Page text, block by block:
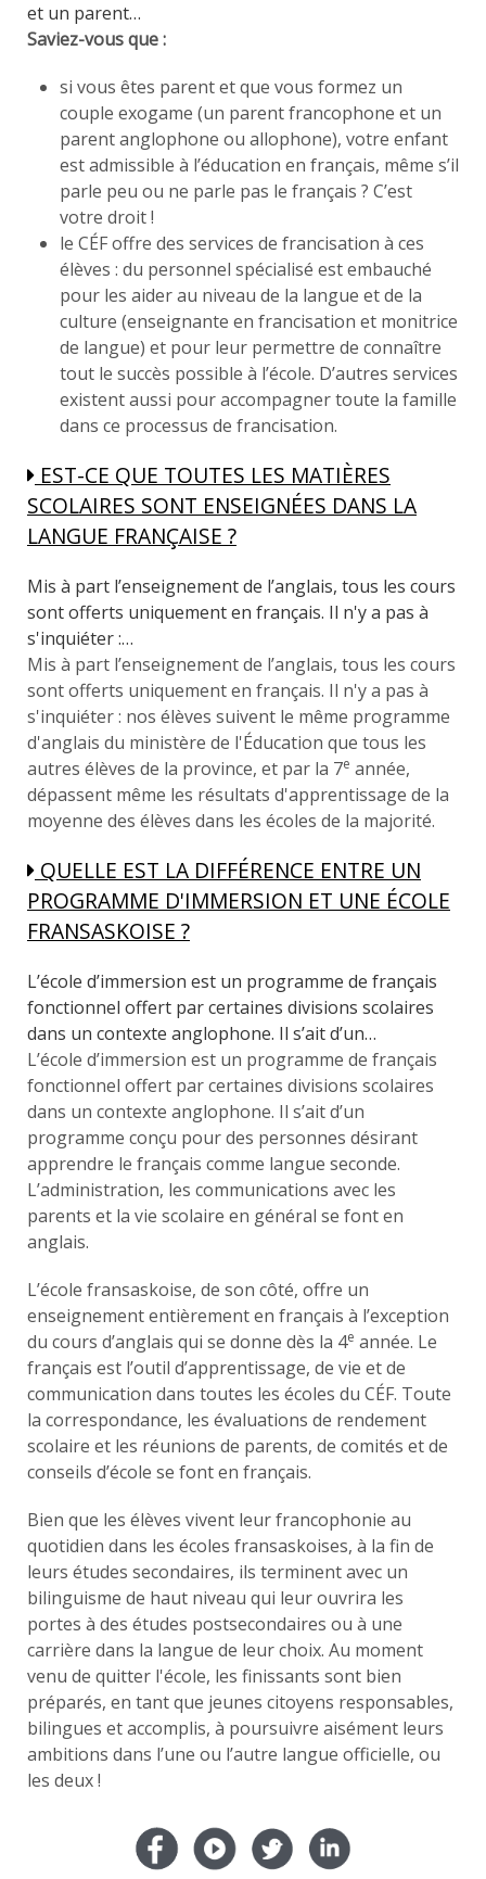
et un parent…
Saviez-vous que :
si vous êtes parent et que vous formez un
couple exogame (un parent francophone et un
parent anglophone ou allophone), votre enfant
est admissible à l’éducation en français, même s’il
parle peu ou ne parle pas le français ? C’est
votre droit !
le CÉF offre des services de francisation à ces
élèves : du personnel spécialisé est embauché
pour les aider au niveau de la langue et de la
culture (enseignante en francisation et monitrice
de langue) et pour leur permettre de connaître
tout le succès possible à l’école. D’autres services
existent aussi pour accompagner toute la famille
dans ce processus de francisation.
EST-CE QUE TOUTES LES MATIÈRES
SCOLAIRES SONT ENSEIGNÉES DANS LA
LANGUE FRANÇAISE ?
Mis à part l’enseignement de l’anglais, tous les cours
sont offerts uniquement en français. Il n'y a pas à
s'inquiéter :…
Mis à part l’enseignement de l’anglais, tous les cours
sont offerts uniquement en français. Il n'y a pas à
s'inquiéter : nos élèves suivent le même programme
d'anglais du ministère de l'Éducation que tous les
autres élèves de la province, et par la 7e année,
dépassent même les résultats d'apprentissage de la
moyenne des élèves dans les écoles de la majorité.
QUELLE EST LA DIFFÉRENCE ENTRE UN
PROGRAMME D'IMMERSION ET UNE ÉCOLE
FRANSASKOISE ?
L’école d’immersion est un programme de français
fonctionnel offert par certaines divisions scolaires
dans un contexte anglophone. Il s’ait d’un…
L’école d’immersion est un programme de français
fonctionnel offert par certaines divisions scolaires
dans un contexte anglophone. Il s’ait d’un
programme conçu pour des personnes désirant
apprendre le français comme langue seconde.
L’administration, les communications avec les
parents et la vie scolaire en général se font en
anglais.
L’école fransaskoise, de son côté, offre un
enseignement entièrement en français à l’exception
du cours d’anglais qui se donne dès la 4e année. Le
français est l’outil d’apprentissage, de vie et de
communication dans toutes les écoles du CÉF. Toute
la correspondance, les évaluations de rendement
scolaire et les réunions de parents, de comités et de
conseils d’école se font en français.
Bien que les élèves vivent leur francophonie au
quotidien dans les écoles fransaskoises, à la fin de
leurs études secondaires, ils terminent avec un
bilinguisme de haut niveau qui leur ouvrira les
portes à des études postsecondaires ou à une
carrière dans la langue de leur choix. Au moment
venu de quitter l'école, les finissants sont bien
préparés, en tant que jeunes citoyens responsables,
bilingues et accomplis, à poursuivre aisément leurs
ambitions dans l’une ou l’autre langue officielle, ou
les deux !